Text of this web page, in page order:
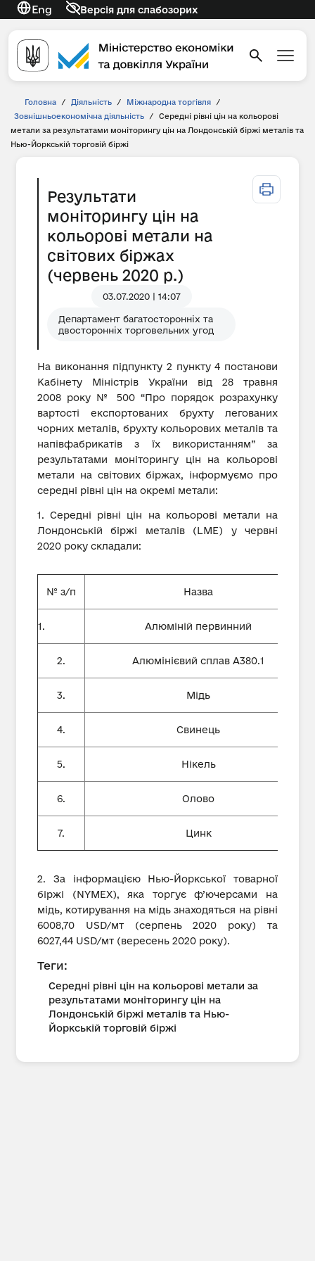
Eng Версія для слабозорих
Головна / Діяльність / Міжнародна торгівля
/
Зовнішньоекономічна діяльність
/
Середні рівні цін на кольорові
метали за результатами моніторингу цін на Лондонській біржі металів та
Нью-Йоркській торговій біржі
Результати
моніторингу цін на
кольорові метали на
світових біржах
(червень 2020 р.)
03.07.2020 | 14:07
Департамент багатосторонніх та
двосторонніх торговельних угод
На виконання підпункту 2 пункту 4 постанови
Кабінету Міністрів України від 28 травня
2008 року № 500 “Про порядок розрахунку
вартості експортованих брухту легованих
чорних металів, брухту кольорових металів та
напівфабрикатів з їх використанням” за
результатами моніторингу цін на кольорові
метали на світових біржах, інформуємо про
середні рівні цін на окремі метали:
1. Середні рівні цін на кольорові метали на
Лондонській біржі металів (LME) у червні
2020 року складали:
№ з/п Назва
1. Алюміній первинний
2. Алюмінієвий сплав А380.1
3. Мідь
4. Свинець
5. Нікель
6. Олово
7. Цинк
2. За інформацією Нью-Йоркської товарної
біржі (NYMEX), яка торгує ф’ючерсами на
мідь, котирування на мідь знаходяться на рівні
6008,70 USD/мт (серпень 2020 року) та
6027,44 USD/мт (вересень 2020 року).
Теги:
Середні рівні цін на кольорові метали за
результатами моніторингу цін на
Лондонській біржі металів та Нью-
Йоркській торговій біржі